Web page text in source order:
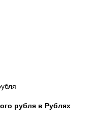
рубля в Рублях